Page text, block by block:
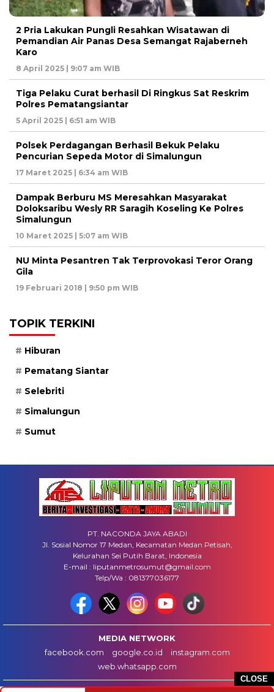
CLOSE
2 Pria Lakukan Pungli Resahkan Wisatawan di
Pemandian Air Panas Desa Semangat Rajaberneh
Karo
8 April 2025 | 9:07 am WIB
Tiga Pelaku Curat berhasil Di Ringkus Sat Reskrim
Polres Pematangsiantar
5 April 2025 | 6:51 am WIB
Polsek Perdagangan Berhasil Bekuk Pelaku
Pencurian Sepeda Motor di Simalungun
17 Maret 2025 | 6:34 am WIB
Dampak Berburu MS Meresahkan Masyarakat
Doloksaribu Wesly RR Saragih Koseling Ke Polres
Simalungun
10 Maret 2025 | 5:07 am WIB
NU Minta Pesantren Tak Terprovokasi Teror Orang
Gila
19 Februari 2018 | 9:50 pm WIB
TOPIK TERKINI
Hiburan
Pematang Siantar
Selebriti
Simalungun
Sumut
PT. NACONDA JAYA ABADI
Jl. Sosial Nomor 17 Medan, Kecamatan Medan Petisah,
Kelurahan Sei Putih Barat, Indonesia
E-mail : liputanmetrosumut@gmail.com
Telp/Wa : 081377036177
MEDIA NETWORK
facebook.com
google.co.id
instagram.com
web.whatsapp.com